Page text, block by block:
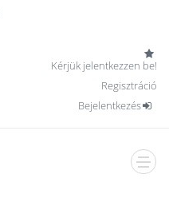
Kérjük jelentkezzen be!
Regisztráció
Bejelentkezés